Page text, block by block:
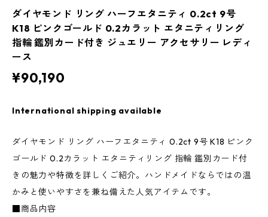
ダイヤモンド リング ハーフエタニティ 0.2ct 9号
K18 ピンクゴールド 0.2カラット エタニティリング
指輪 鑑別カード付き ジュエリー アクセサリー レディ
ース
¥90,190
International shipping available
ダイヤモンド リング ハーフエタニティ 0.2ct 9号 K18 ピンク
ゴールド 0.2カラット エタニティリング 指輪 鑑別カード付
きの魅力や特徴を詳しくご紹介。ハンドメイドならではの温
かみと使いやすさを兼ね備えた人気アイテムです。
■商品内容